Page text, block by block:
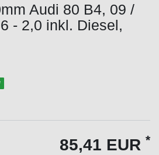
Audi 80 B4, 09 /
- 2,0 inkl. Diesel,
85,41 EUR *